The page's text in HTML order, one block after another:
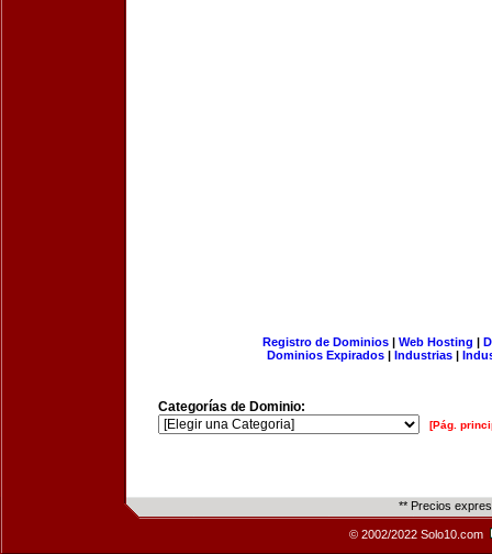
Registro de Dominios| Web Hosting |
Dominios Expirados | Industrias |
Categorías de Dominio:
[Pág.
** Precios
© 2002/2022 Solo10.com